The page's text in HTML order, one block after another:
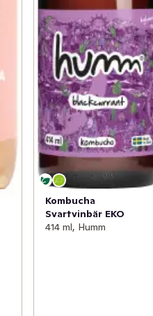
Kombucha
Svartvinbär EKO
414 ml, Humm